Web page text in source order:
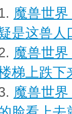
魔兽世
是这兽人
魔兽世
梯上跌下
魔兽世